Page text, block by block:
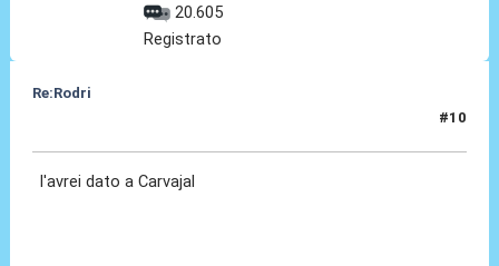
20.605
Registrato
Re:Rodri
#10
l'avrei dato a Carvajal